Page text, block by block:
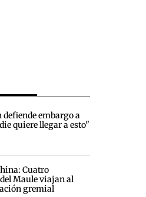
embargo a
quiere llegar a esto"
Cuatro
Maule viajan al
gremial